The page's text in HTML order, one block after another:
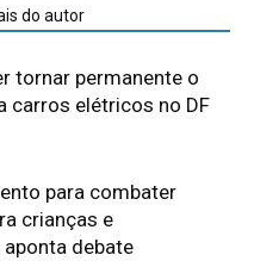
do autor
tornar permanente o
carros elétricos no DF
para combater
crianças e
debate